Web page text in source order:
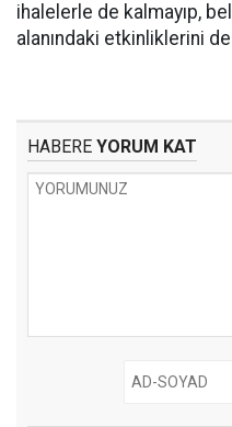
ihalelerle de kalmayıp,
alanındaki etkinliklerini
HABERE YORUM KAT